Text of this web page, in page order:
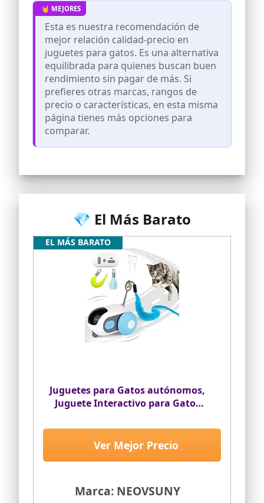
específicamente para atraer la atención
del gato
Asegúrate de que las piezas de la pista
estén enganchadas de forma segura y
asegúrate de que las dos mitades de la
bola estén correctamente pegadas
exactamente
Esta es nuestra recomendación de
mejor relación calidad-precio en
juguetes para gatos. Es una alternativa
equilibrada para quienes buscan buen
rendimiento sin pagar de más. Si
prefieres otras marcas, rangos de
precio o características, en esta misma
página tienes más opciones para
comparar.
💎 El Más Barato
Juguetes para Gatos autónomos,
Juguete Interactivo para Gatos
Marca: NEOVSUNY
Ver Mejor Precio
EL MÁS BARATO